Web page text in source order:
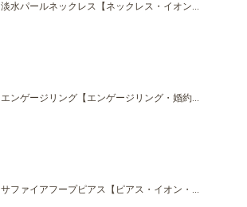
淡水パールネックレス【ネックレス・イオン...
エンゲージリング【エンゲージリング・婚約...
サファイアフープピアス【ピアス・イオン・...